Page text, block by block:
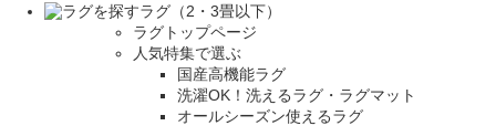
ラグ（2・3畳以下）
ラグトップページ
人気特集で選ぶ
国産高機能ラグ
洗濯OK！洗えるラグ・ラグマット
オールシーズン使えるラグ